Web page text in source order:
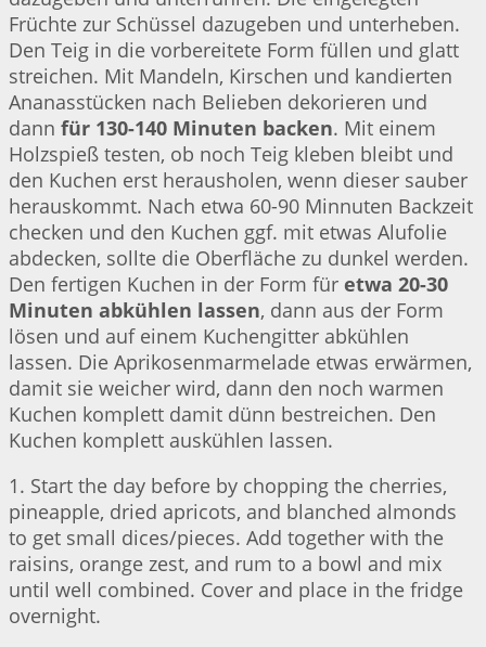
Früchte zur Schüssel dazugeben und unterheben.
Den Teig in die vorbereitete Form füllen und glatt
streichen. Mit Mandeln, Kirschen und kandierten
Ananasstücken nach Belieben dekorieren und
dann für 130-140 Minuten backen. Mit einem
Holzspieß testen, ob noch Teig kleben bleibt und
den Kuchen erst herausholen, wenn dieser sauber
herauskommt. Nach etwa 60-90 Minnuten Backzeit
checken und den Kuchen ggf. mit etwas Alufolie
abdecken, sollte die Oberfläche zu dunkel werden.
Den fertigen Kuchen in der Form für etwa 20-30
Minuten abkühlen lassen, dann aus der Form
lösen und auf einem Kuchengitter abkühlen
lassen. Die Aprikosenmarmelade etwas erwärmen,
damit sie weicher wird, dann den noch warmen
Kuchen komplett damit dünn bestreichen. Den
Kuchen komplett auskühlen lassen.
1. Start the day before by chopping the cherries,
pineapple, dried apricots, and blanched almonds
to get small dices/pieces. Add together with the
raisins, orange zest, and rum to a bowl and mix
until well combined. Cover and place in the fridge
overnight.